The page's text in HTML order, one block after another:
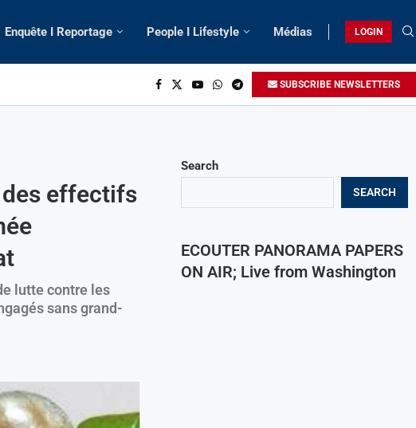
Enquête I Reportage People I Lifestyle Médias LOGIN
SUBSCRIBE NEWSLETTERS
des effectifs
lutte contre les
sans grand-
Search
SEARCH
ECOUTER PANORAMA PAPERS
ON AIR; Live from Washington